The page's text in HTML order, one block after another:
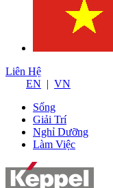
Liên Hệ
EN | VN
Sống
Giải Trí
Nghỉ Dưỡng
Làm Việc